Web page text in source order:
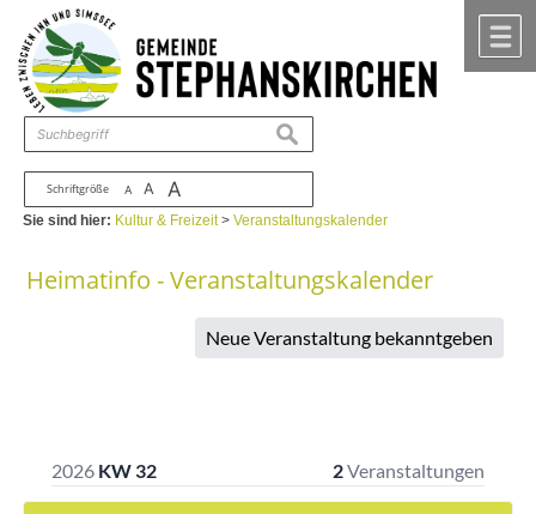
Zum Inhalt ,zur Navigation
Schriftgröße A A A
suchen
Sie sind hier: Kultur & Freizeit>Veranstaltungskalender
Heimatinfo - Veranstaltungskalender